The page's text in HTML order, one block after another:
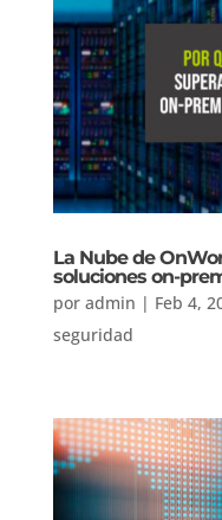
La Nube de
soluciones on-
por admin | Feb 4,
seguridad